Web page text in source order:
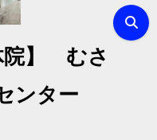
院】 むさ
ンター